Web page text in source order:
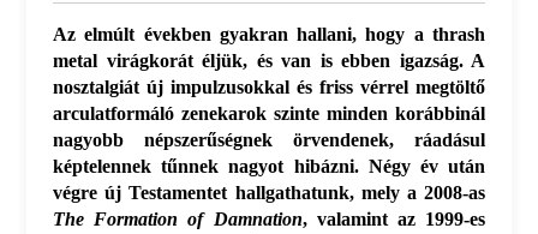
Az elmúlt években gyakran hallani, hogy a thrash
metal virágkorát éljük, és van is ebben igazság. A
nosztalgiát új impulzusokkal és friss vérrel megtöltő
arculatformáló zenekarok szinte minden korábbinál
nagyobb népszerűségnek örvendenek, ráadásul
képtelennek tűnnek nagyot hibázni. Négy év után
végre új Testamentet hallgathatunk, mely a 2008-as
The Formation of Damnation, valamint az 1999-es